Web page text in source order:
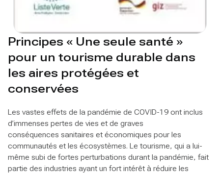
Principes « Une seule santé »
pour un tourisme durable dans
les aires protégées et
conservées
Les vastes effets de la pandémie de COVID-19 ont inclus
d’immenses pertes de vies et de graves
conséquences sanitaires et économiques pour les
communautés et les écosystèmes. Le tourisme, qui a lui-
même subi de fortes perturbations durant la pandémie, fait
partie des industries ayant un fort intérêt à réduire les